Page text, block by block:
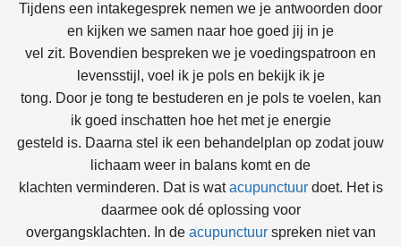
Tijdens een intakegesprek nemen we je antwoorden door
en kijken we samen naar hoe goed jij in je
vel zit. Bovendien bespreken we je voedingspatroon en
levensstijl, voel ik je pols en bekijk ik je
tong. Door je tong te bestuderen en je pols te voelen, kan
ik goed inschatten hoe het met je energie
gesteld is. Daarna stel ik een behandelplan op zodat jouw
lichaam weer in balans komt en de
klachten verminderen. Dat is watacupunctuurdoet. Het is
daarmee ook dé oplossing voor
overgangsklachten. In de acupunctuurspreken niet van